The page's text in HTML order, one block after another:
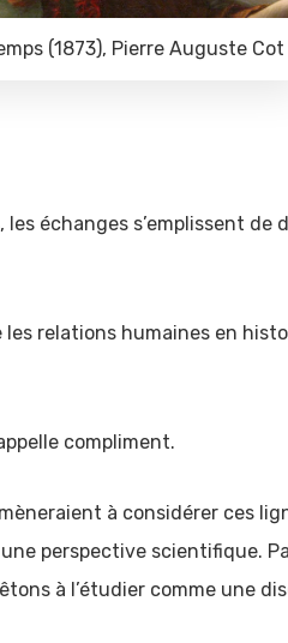
(1873), Pierre Auguste Cot
échanges s’emplissent de
relations humaines en
compliment.
à considérer ces
perspective scientifique.
à l’étudier comme une